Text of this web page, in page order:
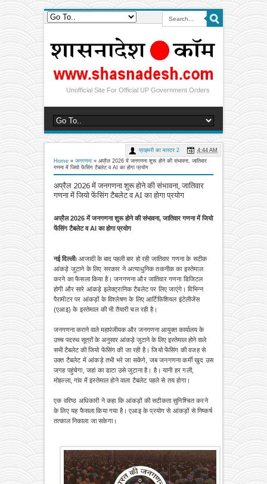
Unofficial Site For Official UP Government Orders
Home » जनगणना » अप्रैल 2026 में जनगणना शुरू होने की संभावना, जातिवार
गणना में जियो फेंसिंग टैबलेट व AI का होगा प्रयोग
अप्रैल 2026 में जनगणना शुरू होने की संभावना, जातिवार
गणना में जियो फेंसिंग टैबलेट व AI का होगा प्रयोग
प्राइमरी का मास्टर 2 4:44 AM
अप्रैल 2026 में जनगणना शुरू होने की संभावना, जातिवार गणना में जियो
फेंसिंग टैबलेट व AI का होगा प्रयोग
नई दिल्लीः आजादी के बाद पहलीबार हो रही जातिवार गणना के सटीक
आंकड़े जुटाने के लिए सरकार ने अत्याधुनिक तकनीक का इस्तेमाल
करने का फैसला किया है। जनगणना और जातिवार गणना डिजिटल
होगी और सारे आंकड़े इलेक्ट्रानिक टैबलेट पर लिए जाएंगे। विभिन्न
पैरामीटर पर आंकड़ों के विश्लेषण के लिए आर्टिफिशियल इंटेलीजेंस
(एआइ) के इस्तेमाल की भी तैयारी चल रही है।
जनगणना कराने वाले महापंजीयक और जनगणना आयुक्त कार्यालय के
उच्च पदस्थ सूत्रों के अनुसार आंकड़े जुटाने के लिए इस्तेमाल होने वाले
सभी टैबलेट कीजियो फेंसिंग की जा रही है। जियो फेंसिंग की वजह से
उक्त टैबलेट में आंकड़े तभी भरे जा सकेंगे, जब जनगणना कर्मी खुद उस
जगह पहुंचेगा, जहां का डाटा उसे जुटाना है। है। यानी हर गली,
मोहल्ला, गांव में इस्तेमाल होने वाला टैबलेट पहले से तय होगा।
एक वरिष्ठ अधिकारी ने कहा कि आंकड़ों की सटीकता सुनिश्चित करने
के लिए यह फैसला किया गया है। एआइ के प्रयोग से आंकड़ों से निष्कर्ष
तत्काल निकाला जा सकेगा।